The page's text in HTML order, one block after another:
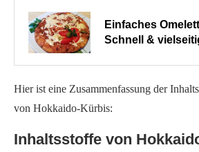
Einfaches
Schnell &
Hier ist eine Zusammenfassung der
von Hokkaido-Kürbis:
Inhaltsstoffe von